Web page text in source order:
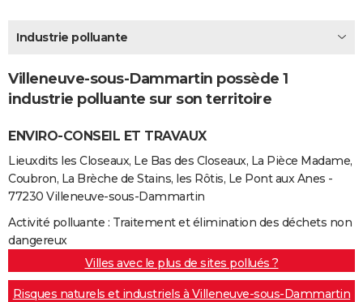
BONS PLANS
Dictionnaire
Biographies
Citations
Expressions
Proverbes
PROGRAMME TV
COPAINS D'AVANT
S'inscrire
Se connecter
Lycées
Collèges
Primaires
Universités
Entreprises
Service militaire
Avis de recherche
AVIS DE DÉCÈS
FORUM
Industrie polluante
Villeneuve-sous-Dammartin possède 1
industrie polluante sur son territoire
ENVIRO-CONSEIL ET TRAVAUX
Lieuxdits les Closeaux, Le Bas des Closeaux, La Pièce Madame,
Coubron, La Brèche de Stains, les Rôtis, Le Pont aux Anes -
77230 Villeneuve-sous-Dammartin
Activité polluante : Traitement et élimination des déchets non
dangereux
Villes avec le plus de sites pollués ?
Risques naturels et industriels à Villeneuve-sous-Dammartin